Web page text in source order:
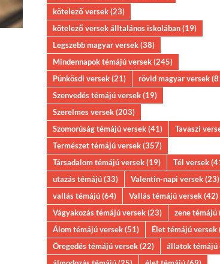
kötelező versek(23)
kötelező versek álltalános iskolában(19)
Legszebb magyar versek(38)
Mindennapok témájú versek(245)
Pünkösdi versek(21) rövid magyar versek
Szenvedés témájú versek(19)
Szerelmes versek(203)
Szomorúság témájú versek(41) Tavaszi
Természet témájú versek(357)
Társadalom témájú versek(19) Tél versek
utazás témájú(33) Valentin-napi versek(23)
vallás témájú(64) Vallás témájú versek(42)
Vágyakozás témájú versek(23) zene témájú
Álom témájú versek(51) Élet témájú versek
Öregedés témájú versek(22) állatok témájú